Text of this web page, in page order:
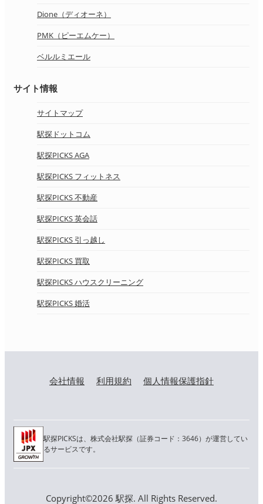
Dione（ディオーネ）
PMK（ピーエムケー）
ベルルミエール
サイト情報
サイトマップ
駅探ドットコム
駅探PICKS AGA
駅探PICKS フィットネス
駅探PICKS 不動産
駅探PICKS 英会話
駅探PICKS 引っ越し
駅探PICKS 買取
駅探PICKS ハウスクリーニング
駅探PICKS 婚活
会社情報 利用規約 個人情報保護指針
駅探PICKSは、株式会社駅探（証券コード：3646）が運営してい
るサービスです。
Copyright©2026 駅探. All Rights Reserved.